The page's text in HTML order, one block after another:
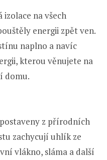
izolace na všech
energii zpět ven.
naplno a navíc
kterou věnujete na
domu.
z přírodních
zachycují uhlík ze
vlákno, sláma a další